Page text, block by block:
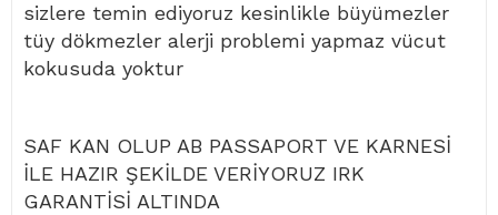
sizlere temin ediyoruz kesinlikle büyümezler
tüy dökmezler alerji problemi yapmaz vücut
kokusuda yoktur
SAF KAN OLUP AB PASSAPORT VE KARNESİ
İLE HAZIR ŞEKİLDE VERİYORUZ IRK
GARANTİSİ ALTINDA